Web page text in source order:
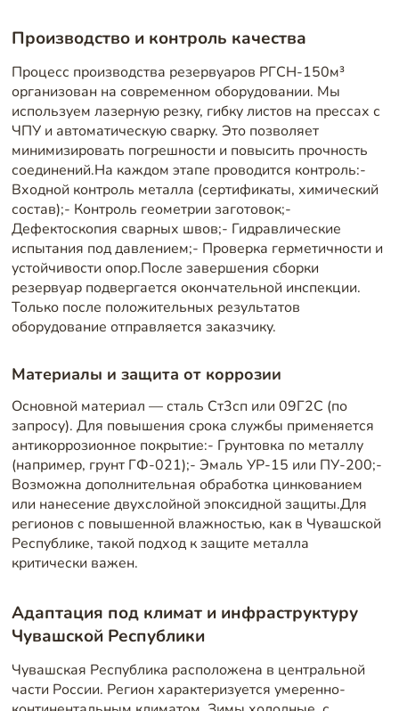
Производство и контроль качества
Процесс производства резервуаров РГСН-150м³
организован на современном оборудовании. Мы
используем лазерную резку, гибку листов на прессах с
ЧПУ и автоматическую сварку. Это позволяет
минимизировать погрешности и повысить прочность
соединений.На каждом этапе проводится контроль:-
Входной контроль металла (сертификаты, химический
состав);- Контроль геометрии заготовок;-
Дефектоскопия сварных швов;- Гидравлические
испытания под давлением;- Проверка герметичности и
устойчивости опор.После завершения сборки
резервуар подвергается окончательной инспекции.
Только после положительных результатов
оборудование отправляется заказчику.
Материалы и защита от коррозии
Основной материал — сталь Ст3сп или 09Г2С (по
запросу). Для повышения срока службы применяется
антикоррозионное покрытие:- Грунтовка по металлу
(например, грунт ГФ-021);- Эмаль УР-15 или ПУ-200;-
Возможна дополнительная обработка цинкованием
или нанесение двухслойной эпоксидной защиты.Для
регионов с повышенной влажностью, как в Чувашской
Республике, такой подход к защите металла
критически важен.
Адаптация под климат и инфраструктуру
Чувашской Республики
Чувашская Республика расположена в центральной
части России. Регион характеризуется умеренно-